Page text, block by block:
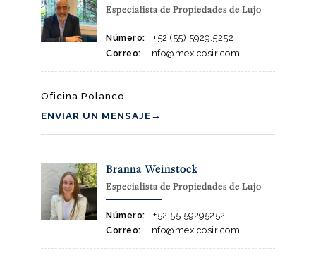
Especialista de Propiedades de Lujo
Número:
+52 (55) 5929.5252
Correo:
info@mexicosir.com
Oficina Polanco
ENVIAR UN MENSAJE→
Branna Weinstock
Especialista de Propiedades de Lujo
Número:
+52 55 59295252
Correo:
info@mexicosir.com